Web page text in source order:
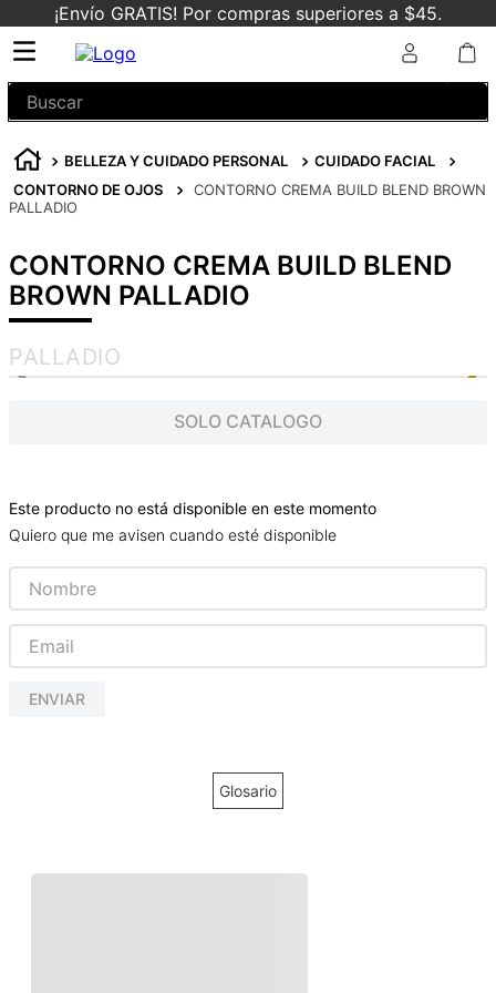
¡Envío GRATIS! Por compras superiores a $45.
Buscar
BELLEZA Y CUIDADO PERSONAL
CUIDADO FACIAL
CONTORNO DE OJOS
CONTORNO CREMA BUILD BLEND BROWN
PALLADIO
CONTORNO CREMA BUILD BLEND
BROWN PALLADIO
PALLADIO
SOLO CATALOGO
Este producto no está disponible en este momento
Quiero que me avisen cuando esté disponible
ENVIAR
Glosario